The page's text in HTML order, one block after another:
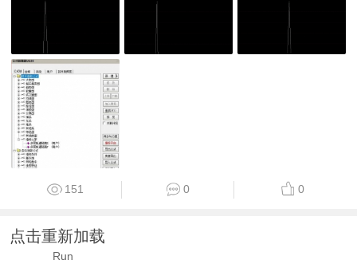
151 0 0
点击重新加载
Run